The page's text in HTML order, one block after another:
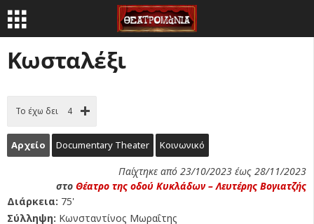
Κωσταλέξι
Το έχω δει 4
Αρχείο Documentary Theater Κοινωνικό
Παίχτηκε από 23/10/2023 έως 28/11/2023
στο Θέατρο της οδού Κυκλάδων – Λευτέρης Βογιατζής
Διάρκεια: 75'
Σύλληψη: Κωνσταντίνος Μωραΐτης